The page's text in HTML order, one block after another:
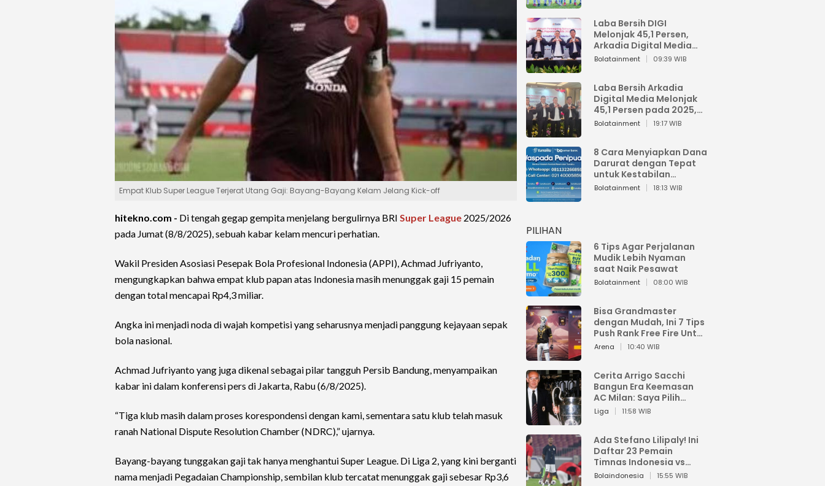
Empat Klub Super League Terjerat Utang Gaji: Bayang-Bayang Kelam Jelang Kick-off
hitekno.com - Di tengah gegap gempita menjelang bergulirnya BRI Super League 2025/2026
pada Jumat (8/8/2025), sebuah kabar kelam mencuri perhatian.
Wakil Presiden Asosiasi Pesepak Bola Profesional Indonesia (APPI), Achmad Jufriyanto,
mengungkapkan bahwa empat klub papan atas Indonesia masih menunggak gaji 15 pemain
dengan total mencapai Rp4,3 miliar.
Angka ini menjadi noda di wajah kompetisi yang seharusnya menjadi panggung kejayaan sepak
bola nasional.
Achmad Jufriyanto yang juga dikenal sebagai pilar tangguh Persib Bandung, menyampaikan
kabar ini dalam konferensi pers di Jakarta, Rabu (6/8/2025).
“Tiga klub masih dalam proses korespondensi dengan kami, sementara satu klub telah masuk
ranah National Dispute Resolution Chamber (NDRC),” ujarnya.
Bayang-bayang tunggakan gaji tak hanya menghantui Super League. Di Liga 2, yang kini berganti
nama menjadi Pegadaian Championship, sembilan klub tercatat menunggak gaji sebesar Rp3,6
Laba Bersih DIGI
Melonjak 45,1 Persen,
Arkadia Digital Media
Perkuat Bisnis AI dan
Bolatainment 09:39 WIB
Laba Bersih Arkadia
Digital Media Melonjak
45,1 Persen pada 2025,
Sentuh Rp1,76 Miliar
Bolatainment 19:17 WIB
8 Cara Menyiapkan Dana
Darurat dengan Tepat
untuk Kestabilan
Keuangan
Bolatainment 18:13 WIB
PILIHAN
6 Tips Agar Perjalanan
Mudik Lebih Nyaman
saat Naik Pesawat
Bolatainment 08:00 WIB
Bisa Grandmaster
dengan Mudah, Ini 7 Tips
Push Rank Free Fire Untuk
Pemula
Arena 10:40 WIB
Cerita Arrigo Sacchi
Bangun Era Keemasan
AC Milan: Saya Pilih
Pemain dari Isi Otaknya
Liga 11:58 WIB
Ada Stefano Lilipaly! Ini
Daftar 23 Pemain
Timnas Indonesia vs
China
Bolaindonesia 15:55 WIB